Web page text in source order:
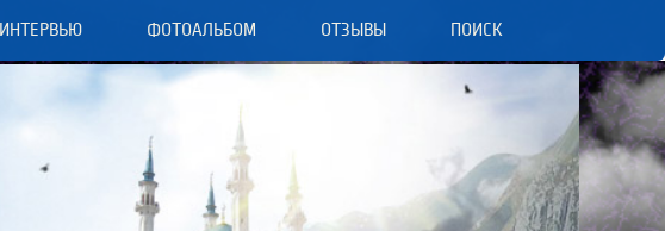
ИНТЕРВЬЮ ФОТОАЛЬБОМ ОТЗЫВЫ ПОИСК